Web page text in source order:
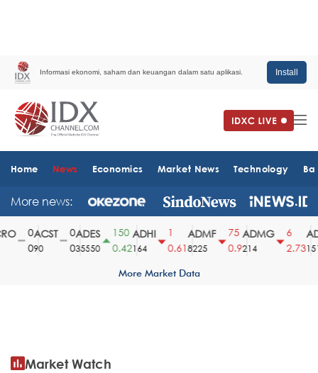
Informasi ekonomi, saham dan keuangan dalam satu aplikasi. Install
Home News Economics Market News Technology
More news:
ACST
90
ADES
35550
150
0.42
ADHI
164
0.61
ADMF
8225
75
0.9
ADMG
214
2.731510
More Market Data
Market Watch